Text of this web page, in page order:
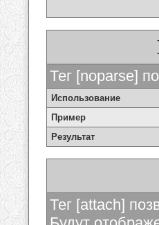
Тег [noparse]
Использование
Пример
Результат
Тег [attach]